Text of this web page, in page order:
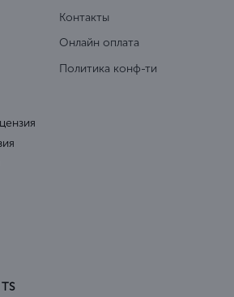
Контакты
Онлайн оплата
Политика конф-ти